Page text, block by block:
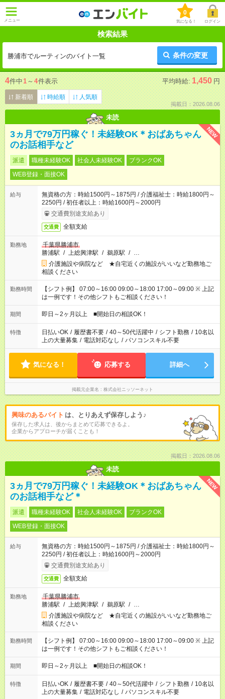
メニュー
0
気になる！ ログイン
検索結果
勝浦市でルーティンのバイト一覧 条件の変更
4件中1 ～ 4件表示 平均時給: 1,450 円
新着順 時給順 人気順
掲載日：2026.08.06
未読
NEW
3ヵ月で79万円稼ぐ！未経験OK＊おばあちゃん
のお話相手など
派遣 職種未経験OK 社会人未経験OK
ブランクOK
WEB登録・面接OK
給与
無資格の方：時給1500円～1875円 / 介護福祉士：時給1800円～
2250円 / 初任者以上：時給1600円～2000円
交通費別途支給あり
交通費 全額支給
勤務地
千葉県勝浦市
勝浦駅 / 上総興津駅 / 鵜原駅 / …
介護施設や病院など ★自宅近くの施設がいいなど勤務地ご
相談ください
勤務時間
【シフト例】 07:00～16:00 09:00～18:00 17:00～09:00 ※ 上記
は一例です！その他シフトもご相談ください！
期間 即日～2ヶ月以上 ■開始日の相談OK！
特徴 日払いOK / 履歴書不要 / 40～50代活躍中 / シフト勤務 / 10名以
上の大量募集 / 電話対応なし / パソコンスキル不要
気になる！ 応募する 詳細へ
掲載元企業名 株式会社ニッソーネット
興味のあるバイト は、とりあえず保存しよう♪
保存した求人は、後からまとめて応募できるよ。
企業からアプローチが届くことも！
掲載日：2026.08.06
未読
NEW
3ヵ月で79万円稼ぐ！未経験OK＊おばあちゃん
のお話相手など＊
派遣 職種未経験OK 社会人未経験OK
ブランクOK
WEB登録・面接OK
給与
無資格の方：時給1500円～1875円 / 介護福祉士：時給1800円～
2250円 / 初任者以上：時給1600円～2000円
交通費別途支給あり
交通費 全額支給
勤務地
千葉県勝浦市
勝浦駅 / 上総興津駅 / 鵜原駅 / …
介護施設や病院など ★自宅近くの施設がいいなど勤務地ご
相談ください
勤務時間
【シフト例】 07:00～16:00 09:00～18:00 17:00～09:00 ※ 上記
は一例です！その他シフトもご相談ください！
期間 即日～2ヶ月以上 ■開始日の相談OK！
特徴 日払いOK / 履歴書不要 / 40～50代活躍中 / シフト勤務 / 10名以
上の大量募集 / 電話対応なし / パソコンスキル不要